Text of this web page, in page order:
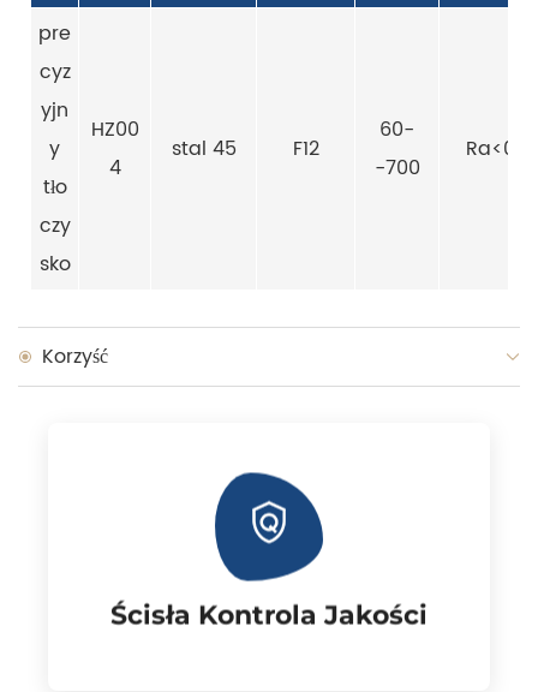
pre
cyz
yjn
y
tło
czy
sko
HZ00
4
stal 45 F12
60-
-700
Korzyść
Ścisła Kontrola Jakości
Ścisła Kontrola Jakości
Stabilne surowce, doświadczeni
pracownicy, rygorystyczna kontrola
jakości. Hartowany indukcyjnie pręt
chromowany posiada certyfikat
ISO9001 i test SGS.